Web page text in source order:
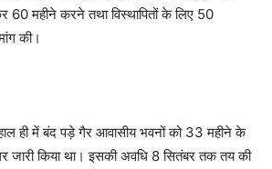
60 महीने करने तथा विस्थापितों के लिए 50
की।
ही में बंद पड़े गैर आवासीय भवनों को 33 महीने के
जारी किया था। इसकी अवधि 8 सितंबर तक तय की